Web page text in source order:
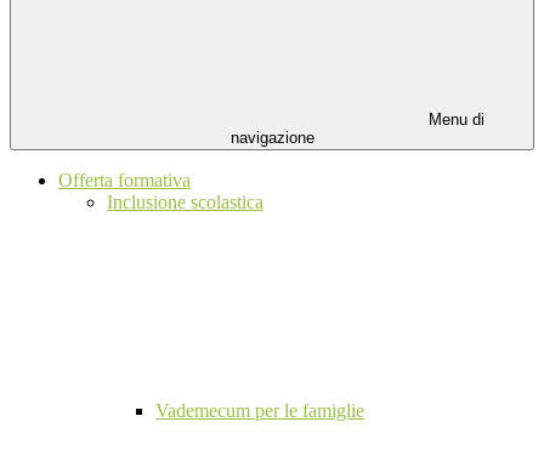
Menu di
navigazione
Offerta formativa
Inclusione scolastica
Vademecum per le famiglie